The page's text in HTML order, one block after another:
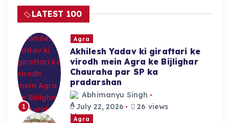
o
o
k
p
p
LATEST 100
1
Agra
Akhilesh Yadav ki giraftari ke
virodh mein Agra ke Bijlighar
Chauraha par SP ka
pradarshan
Abhimanyu Singh
July 22, 2026
26 views
Agra